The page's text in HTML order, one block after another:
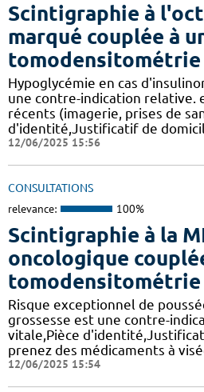
Scintigraphie à
marqué couplée à
tomodensitométrie
Hypoglycémie en cas
une contre-indication relative.
récents (imagerie, prises de
d'identité,Justificatif de
12/06/2025 15:56
CONSULTATIONS
relevance: 100%
Scintigraphie à la
oncologique
tomodensitométrie
Risque exceptionnel de
grossesse est une contre-
vitale,Pièce
prenez des médicaments à
12/06/2025 15:54